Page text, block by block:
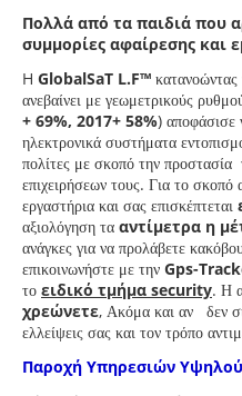
Πολλά από τα παιδιά που
συμμορίες αφαίρεσης και
H GlobalSaT L.F™
ανεβαίνει με γεωμετρικούς
+ 69%, 2017+ 58%) αποφάσισε
ηλεκτρονικά συστήματα
πολίτες με σκοπό την προστασία
επιχειρήσεων τους. Για το σκοπό
εργαστήρια και σας επισκέπτεται
αξιολόγηση τα αντίμετρα η
ανάγκες για να προλάβετε
επικοινωνήστε με την Gps-
το ειδικό τμήμα security. Η
χρεώνετε, Ακόμα και αν δεν
ελλείψεις σας και τον τρόπο
Παροχή Υπηρεσιών